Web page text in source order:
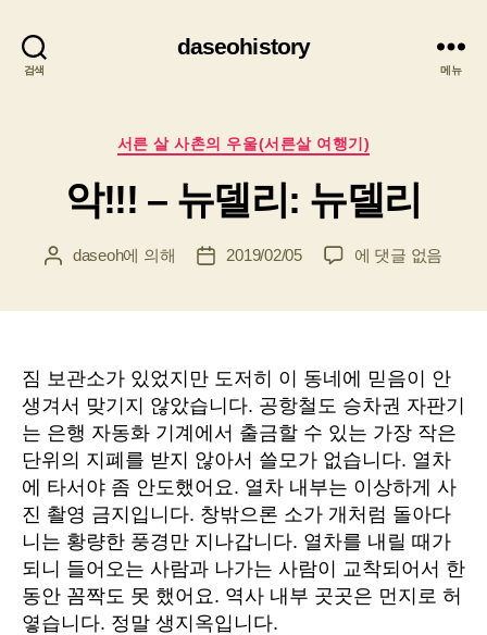
검색
daseohistory
메뉴
카
고
리
서른 살 사촌의 우울(서른살 여행기)
악!!! – 뉴델리: 뉴델리
게
자
daseoh에 의해
게
2019/02/05
악!!!
뉴
델
리
에 댓글 없음
짐 보관소가 있었지만 도저히 이 동네에 믿음이 안
생겨서 맞기지 않았습니다. 공항철도 승차권 자판기
는 은행 자동화 기계에서 출금할 수 있는 가장 작은
단위의 지폐를 받지 않아서 쓸모가 없습니다. 열차
에 타서야 좀 안도했어요. 열차 내부는 이상하게 사
진 촬영 금지입니다. 창밖으론 소가 개처럼 돌아다
니는 황량한 풍경만 지나갑니다. 열차를 내릴 때가
되니 들어오는 사람과 나가는 사람이 교착되어서 한
동안 꼼짝도 못 했어요. 역사 내부 곳곳은 먼지로 허
옇습니다. 정말 생지옥입니다.